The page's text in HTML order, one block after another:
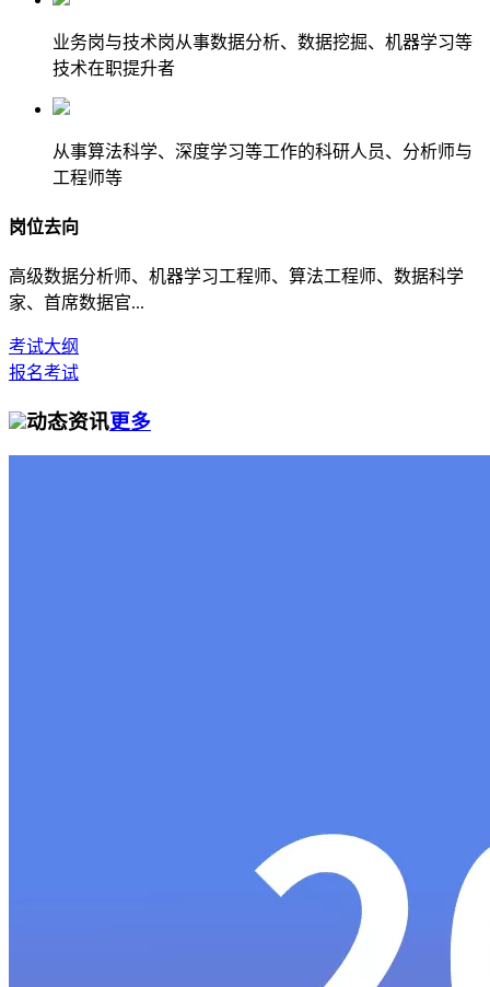
业务岗与技术岗从事数据分析、数据挖掘、机器学习等
技术在职提升者
从事算法科学、深度学习等工作的科研人员、分析师与
工程师等
岗位去向
高级数据分析师、机器学习工程师、算法工程师、数据科学
家、首席数据官...
考试大纲
报名考试
动态资讯更多